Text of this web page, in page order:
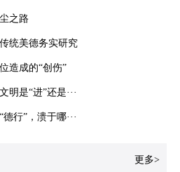
之路
统美德务实研究
造成的“创伤”
明是“进”还是···
行”，溃于哪···
更多>